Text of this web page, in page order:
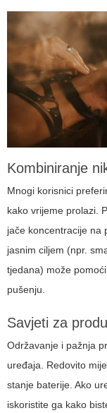
Kombiniranje
Mnogi korisnici
kako vrijeme prolazi.
jače koncentracije na
jasnim ciljem (npr.
tjedana) može
pušenju.
Savjeti za
Održavanje i pažnja
uređaja. Redovito
stanje baterije. Ako
iskoristite ga kako